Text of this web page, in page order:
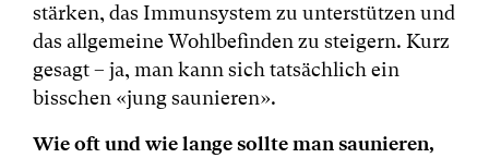
stärken, das Immunsystem zu unterstützen und
das allgemeine Wohlbefinden zu steigern. Kurz
gesagt – ja, man kann sich tatsächlich ein
bisschen «jung saunieren».
Wie oft und wie lange sollte man saunieren,